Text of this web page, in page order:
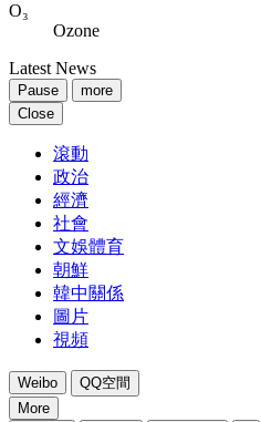
O₃
Ozone
Latest News
Pause
more
Close
滾動
政治
經濟
社會
文娛體育
朝鮮
韓中關係
圖片
視頻
Weibo
QQ空間
More